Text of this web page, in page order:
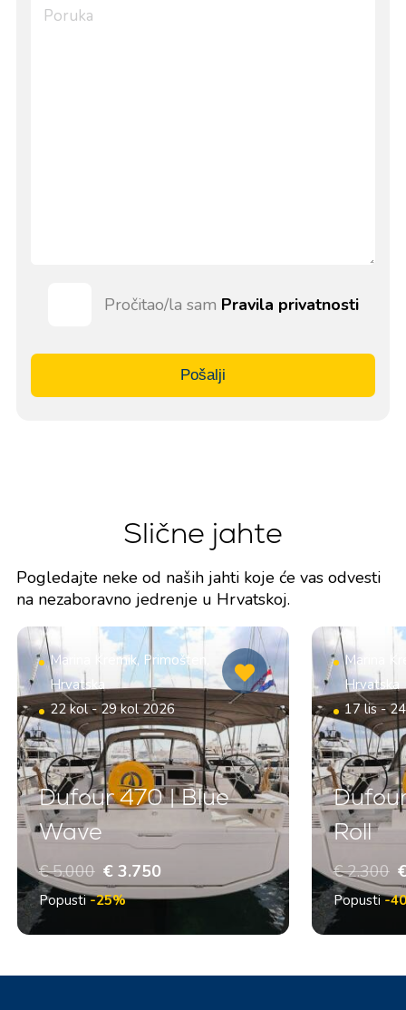
Pročitao/la sam Pravila privatnosti
Pošalji
Slične jahte
Pogledajte neke od naših jahti koje će vas odvesti
na nezaboravno jedrenje u Hrvatskoj.
Marina Kremik, Primošten,
Hrvatska
22 kol - 29 kol 2026
Dufour 470 | Blue
Wave
€ 5.000 € 3.750
Popusti-25%
Marina
Hrvatska
17 lis -
Roll
€ 2.300
Popusti-